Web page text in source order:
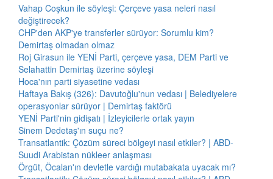
Vahap Coşkun ile söyleşi: Çerçeve yasa neleri nasıl
değiştirecek?
CHP'den AKP'ye transferler sürüyor: Sorumlu kim?
Demirtaş olmadan olmaz
Roj Girasun ile YENİ Parti, çerçeve yasa, DEM Parti ve
Selahattin Demirtaş üzerine söyleşi
Hoca'nın parti siyasetine vedası
Haftaya Bakış (326): Davutoğlu'nun vedası | Belediyelere
operasyonlar sürüyor | Demirtaş faktörü
YENİ Parti'nin gidişatı | İzleyicilerle ortak yayın
Sinem Dedetaş'ın suçu ne?
Transatlantik: Çözüm süreci bölgeyi nasıl etkiler? | ABD-
Suudi Arabistan nükleer anlaşması
Örgüt, Öcalan'ın devletle vardığı mutabakata uyacak mı?